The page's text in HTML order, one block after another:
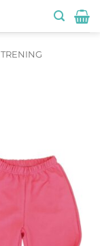
TRENING